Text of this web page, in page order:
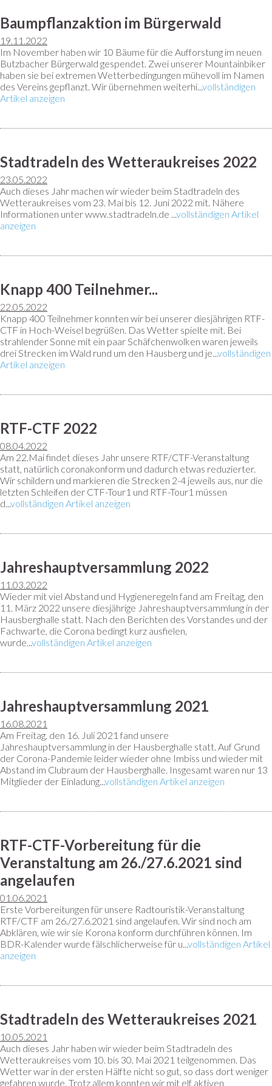
Baumpflanzaktion im Bürgerwald
19.11.2022
Im November haben wir 10 Bäume für die Aufforstung im neuen
Butzbacher Bürgerwald gespendet. Zwei unserer Mountainbiker
haben sie bei extremen Wetterbedingungen mühevoll im Namen
des Vereins gepflanzt. Wir übernehmen weiterhi...vollständigen
Artikel anzeigen
Stadtradeln des Wetteraukreises 2022
23.05.2022
Auch dieses Jahr machen wir wieder beim Stadtradeln des
Wetteraukreises vom 23. Mai bis 12. Juni 2022 mit. Nähere
Informationen unter www.stadtradeln.de ...vollständigen Artikel
anzeigen
Knapp 400 Teilnehmer...
22.05.2022
Knapp 400 Teilnehmer konnten wir bei unserer diesjährigen RTF-
CTF in Hoch-Weisel begrüßen. Das Wetter spielte mit. Bei
strahlender Sonne mit ein paar Schäfchenwolken waren jeweils
drei Strecken im Wald rund um den Hausberg und je...vollständigen
Artikel anzeigen
RTF-CTF 2022
08.04.2022
Am 22.Mai findet dieses Jahr unsere RTF/CTF-Veranstaltung
statt, natürlich coronakonform und dadurch etwas reduzierter.
Wir schildern und markieren die Strecken 2-4 jeweils aus, nur die
letzten Schleifen der CTF-Tour1 und RTF-Tour1 müssen
d...vollständigen Artikel anzeigen
Jahreshauptversammlung 2022
11.03.2022
Wieder mit viel Abstand und Hygieneregeln fand am Freitag, den
11. März 2022 unsere diesjährige Jahreshauptversammlung in der
Hausberghalle statt. Nach den Berichten des Vorstandes und der
Fachwarte, die Corona bedingt kurz ausfielen,
wurde...vollständigen Artikel anzeigen
Jahreshauptversammlung 2021
16.08.2021
Am Freitag, den 16. Juli 2021 fand unsere
Jahreshauptversammlung in der Hausberghalle statt. Auf Grund
der Corona-Pandemie leider wieder ohne Imbiss und wieder mit
Abstand im Clubraum der Hausberghalle. Insgesamt waren nur 13
Mitglieder der Einladung...vollständigen Artikel anzeigen
RTF-CTF-Vorbereitung für die
Veranstaltung am 26./27.6.2021 sind
angelaufen
01.06.2021
Erste Vorbereitungen für unsere Radtouristik-Veranstaltung
RTF/CTF am 26./27.6.2021 sind angelaufen. Wir sind noch am
Abklären, wie wir sie Korona konform durchführen können. Im
BDR-Kalender wurde fälschlicherweise für u...vollständigen Artikel
anzeigen
Stadtradeln des Wetteraukreises 2021
10.05.2021
Auch dieses Jahr haben wir wieder beim Stadtradeln des
Wetteraukreises vom 10. bis 30. Mai 2021 teilgenommen. Das
Wetter war in der ersten Hälfte nicht so gut, so dass dort weniger
gefahren wurde. Trotz allem konnten wir mit elf aktiven